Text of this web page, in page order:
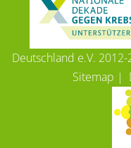
Deutschland e.V.
Sitemap |